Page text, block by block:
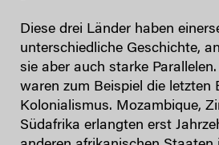
Diese drei Länder haben
unterschiedliche Geschichte,
sie aber auch starke
waren zum Beispiel die letzten
Kolonialismus. Mozambique,
Südafrika erlangten erst